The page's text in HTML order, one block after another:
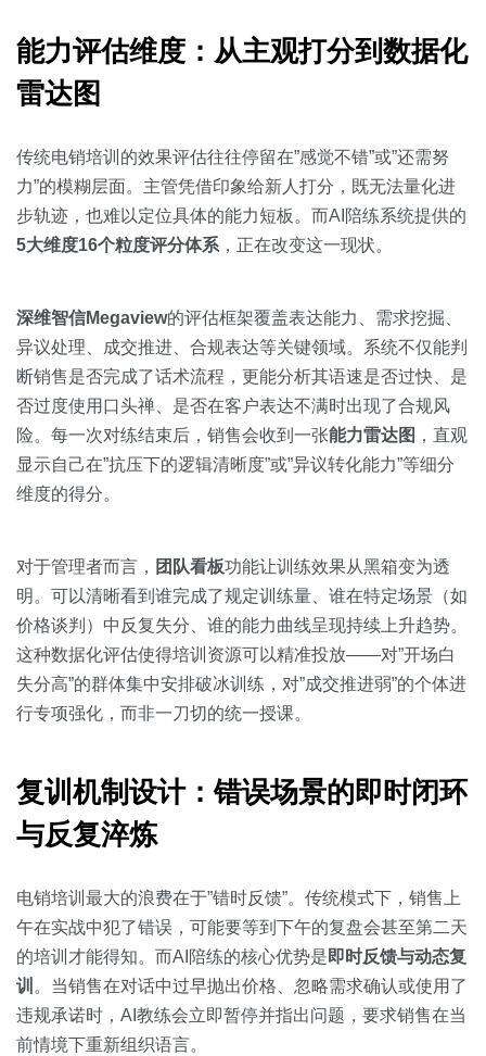
能力评估维度：从主观打分到数据化
雷达图
传统电销培训的效果评估往往停留在”感觉不错”或”还需努
力”的模糊层面。主管凭借印象给新人打分，既无法量化进
步轨迹，也难以定位具体的能力短板。而AI陪练系统提供的
5大维度16个粒度评分体系 ，正在改变这一现状。
深维智信Megaview的评估框架覆盖表达能力、需求挖掘、
异议处理、成交推进、合规表达等关键领域。系统不仅能判
断销售是否完成了话术流程，更能分析其语速是否过快、是
否过度使用口头禅、是否在客户表达不满时出现了合规风
险。每一次对练结束后，销售会收到一张能力雷达图 ，直观
显示自己在”抗压下的逻辑清晰度”或”异议转化能力”等细分
维度的得分。
对于管理者而言， 团队看板功能让训练效果从黑箱变为透
明。可以清晰看到谁完成了规定训练量、谁在特定场景（如
价格谈判）中反复失分、谁的能力曲线呈现持续上升趋势。
这种数据化评估使得培训资源可以精准投放——对”开场白
失分高”的群体集中安排破冰训练，对”成交推进弱”的个体进
行专项强化，而非一刀切的统一授课。
复训机制设计：错误场景的即时闭环
与反复淬炼
电销培训最大的浪费在于”错时反馈”。传统模式下，销售上
午在实战中犯了错误，可能要等到下午的复盘会甚至第二天
的培训才能得知。而AI陪练的核心优势是 即时反馈与动态复
训 。当销售在对话中过早抛出价格、忽略需求确认或使用了
违规承诺时，AI教练会立即暂停并指出问题，要求销售在当
前情境下重新组织语言。